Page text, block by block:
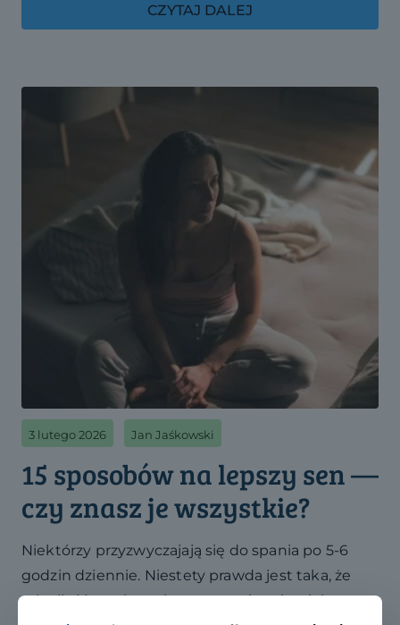
CZYTAJ DALEJ
3 lutego 2026 Jan Jaśkowski
15 sposobów na lepszy sen —
czy znasz je wszystkie?
Niektórzy przyzwyczajają się do spania po 5-6
godzin dziennie. Niestety prawda jest taka, że
taka ilość snu jest niewystarczająca i zwiększa